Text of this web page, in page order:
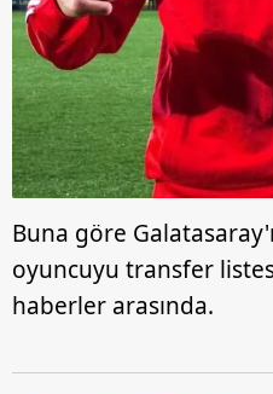
Buna göre
oyuncuyu transfer
haberler arasında.